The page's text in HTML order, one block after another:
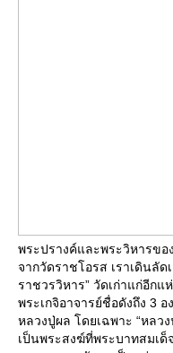
พระปรางค์และพระวิหารขอ
จากวัดราชโอรส เราเดินลั
ราชวรวิหาร” วัดเก่าแก่อีก
พระเกจิอาจารย์ชื่อดังถึง 3
หลวงปู่ผล โดยเฉพาะ “หลว
เป็นพระสงฆ์ที่พระบาทสมเด็